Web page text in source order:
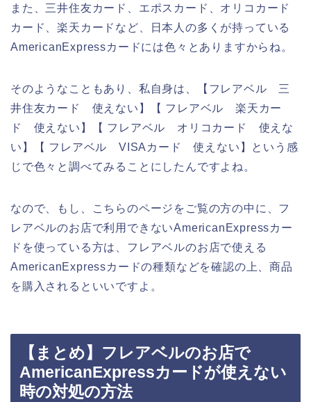
また、三井住友カード、エポスカード、オリコカード
カード、楽天カードなど、日本人の多くが持っている
AmericanExpressカードには色々とありますからね。
そのようなこともあり、私自身は、【フレアベル 三
井住友カード 使えない】【 フレアベル 楽天カー
ド 使えない】【 フレアベル オリコカード 使えな
い】【 フレアベル VISAカード 使えない】という感
じで色々と調べてみることにしたんですよね。
なので、もし、こちらのページをご覧の方の中に、フ
レアベルのお店で利用できないAmericanExpressカー
ドを使っている方は、フレアベルのお店で使える
AmericanExpressカードの種類などを確認の上、商品
を購入されるといいですよ。
【まとめ】フレアベルのお店で
AmericanExpressカードが使えない
時の対処の方法